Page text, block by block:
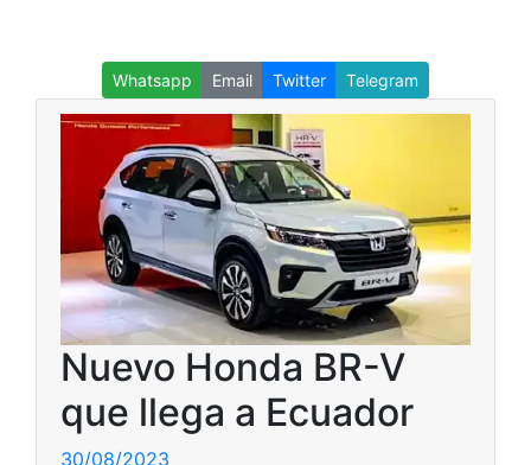
Whatsapp Email Twitter Telegram
Nuevo Honda BR-V
que llega a Ecuador
30/08/2023